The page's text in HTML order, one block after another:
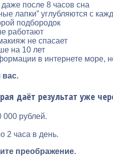
после 8 часов сна
лапки” углубляются с
подбородок
работают
не спасает
на 10 лет
в интернете море,
вас.
даёт результат уже
000 рублей.
2 часа в день.
преображение.